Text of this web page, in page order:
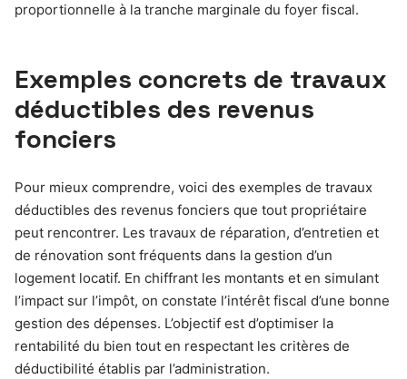
proportionnelle à la tranche marginale du foyer fiscal.
Exemples concrets de travaux
déductibles des revenus
fonciers
Pour mieux comprendre, voici des exemples de travaux
déductibles des revenus fonciers que tout propriétaire
peut rencontrer. Les travaux de réparation, d’entretien et
de rénovation sont fréquents dans la gestion d’un
logement locatif. En chiffrant les montants et en simulant
l’impact sur l’impôt, on constate l’intérêt fiscal d’une bonne
gestion des dépenses. L’objectif est d’optimiser la
rentabilité du bien tout en respectant les critères de
déductibilité établis par l’administration.